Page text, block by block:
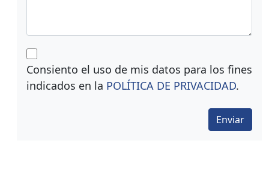
Consiento el uso de mis datos para los fines
indicados en la POLÍTICA DE PRIVACIDAD.